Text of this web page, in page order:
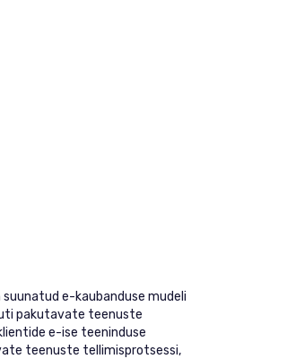
e-kaubanduse mudeli
pakutavate teenuste
e-ise teeninduse
teenuste tellimisprotsessi,